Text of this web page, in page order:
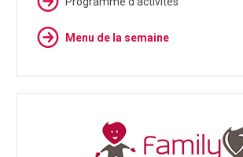
Menu de la semaine